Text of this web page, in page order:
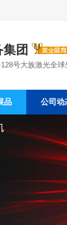
团
号大族激光全
品 公司动